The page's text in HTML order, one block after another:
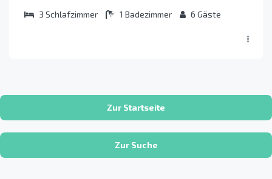
3 Schlafzimmer 1 Badezimmer 6 Gäste
Zur Startseite
Zur Suche